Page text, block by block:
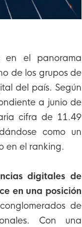
el panorama
de los grupos de
del país. Según
a junio de
cifra de 11.49
como un
en el ranking.
digitales de
en una posición
de
Con una